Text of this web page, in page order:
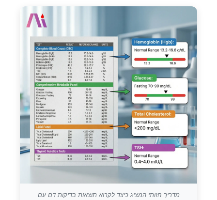
מדריך חזותי המציג כיצד לקרוא תוצאות בדיקות דם עם